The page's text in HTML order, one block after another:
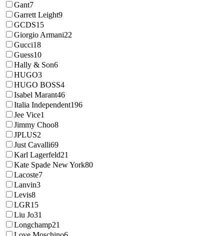
Gant7
Garrett Leight9
GCDS15
Giorgio Armani22
Gucci18
Guess10
Hally & Son6
HUGO3
HUGO BOSS4
Isabel Marant46
Italia Independent196
Jee Vice1
Jimmy Choo8
JPLUS2
Just Cavalli69
Karl Lagerfeld21
Kate Spade New York80
Lacoste7
Lanvin3
Levis8
LGR15
Liu Jo31
Longchamp21